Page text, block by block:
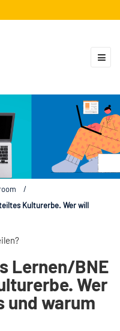
/
Kulturerbe. Wer will
Lernen/BNE
Wer
und warum